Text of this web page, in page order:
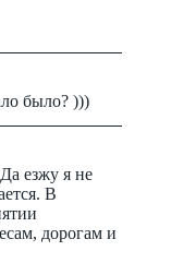
было? )))
езжу я не
В
дорогам и